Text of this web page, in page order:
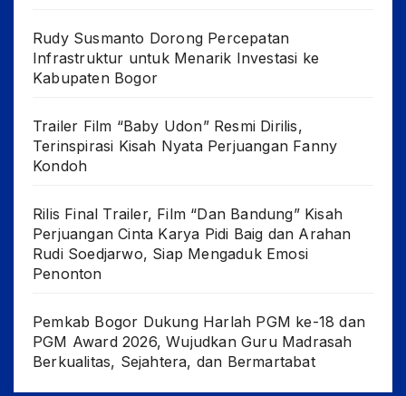
Rudy Susmanto Dorong Percepatan
Infrastruktur untuk Menarik Investasi ke
Kabupaten Bogor
Trailer Film “Baby Udon” Resmi Dirilis,
Terinspirasi Kisah Nyata Perjuangan Fanny
Kondoh
Rilis Final Trailer, Film “Dan Bandung” Kisah
Perjuangan Cinta Karya Pidi Baig dan Arahan
Rudi Soedjarwo, Siap Mengaduk Emosi
Penonton
Pemkab Bogor Dukung Harlah PGM ke-18 dan
PGM Award 2026, Wujudkan Guru Madrasah
Berkualitas, Sejahtera, dan Bermartabat